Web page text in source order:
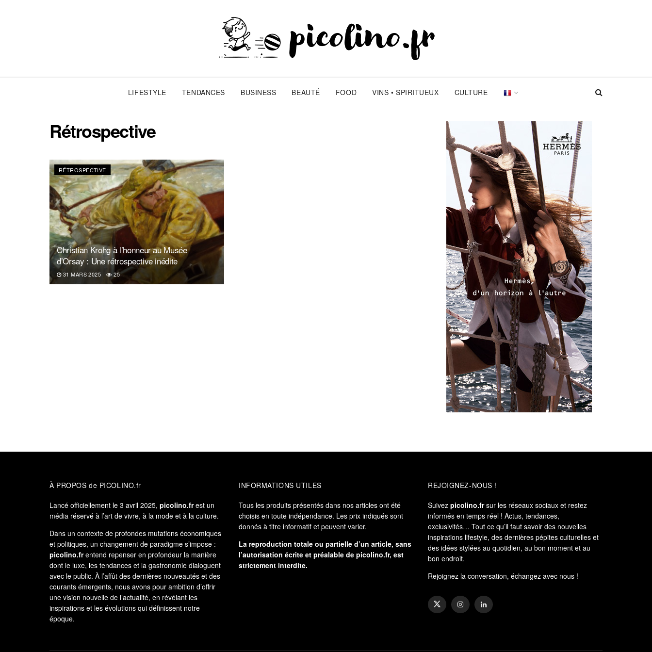
LIFESTYLE TENDANCES BUSINESS BEAUTÉ FOOD VINS • SPIRITUEUX CULTURE
Rétrospective
RÉTROSPECTIVE
Christian Krohg à l’honneur au Musée
d’Orsay : Une rétrospective inédite
31 MARS 2025 25
À PROPOS de PICOLINO.fr
Lancé officiellement le 3 avril 2025, picolino.frest un
média réservé à l’art de vivre, à la mode et à la culture.
Dans un contexte de profondes mutations économiques
et politiques, un changement de paradigme s’impose :
picolino.frentend repenser en profondeur la manière
dont le luxe, les tendances et la gastronomie dialoguent
avec le public. À l’affût des dernières nouveautés et des
courants émergents, nous avons pour ambition d’offrir
une vision nouvelle de l’actualité, en révélant les
inspirations et les évolutions qui définissent notre
époque.
INFORMATIONS UTILES
Tous les produits présentés dans nos articles ont été
choisis en toute indépendance. Les prix indiqués sont
donnés à titre informatif et peuvent varier.
La reproduction totale ou partielle d’un article, sans
l’autorisation écrite et préalable de picolino.fr, est
strictement interdite.
REJOIGNEZ-NOUS !
Suivez picolino.frsur les réseaux sociaux et restez
informés en temps réel ! Actus, tendances,
exclusivités… Tout ce qu’il faut savoir des nouvelles
inspirations lifestyle, des dernières pépites culturelles et
des idées stylées au quotidien, au bon moment et au
bon endroit.
Rejoignez la conversation, échangez avec nous !